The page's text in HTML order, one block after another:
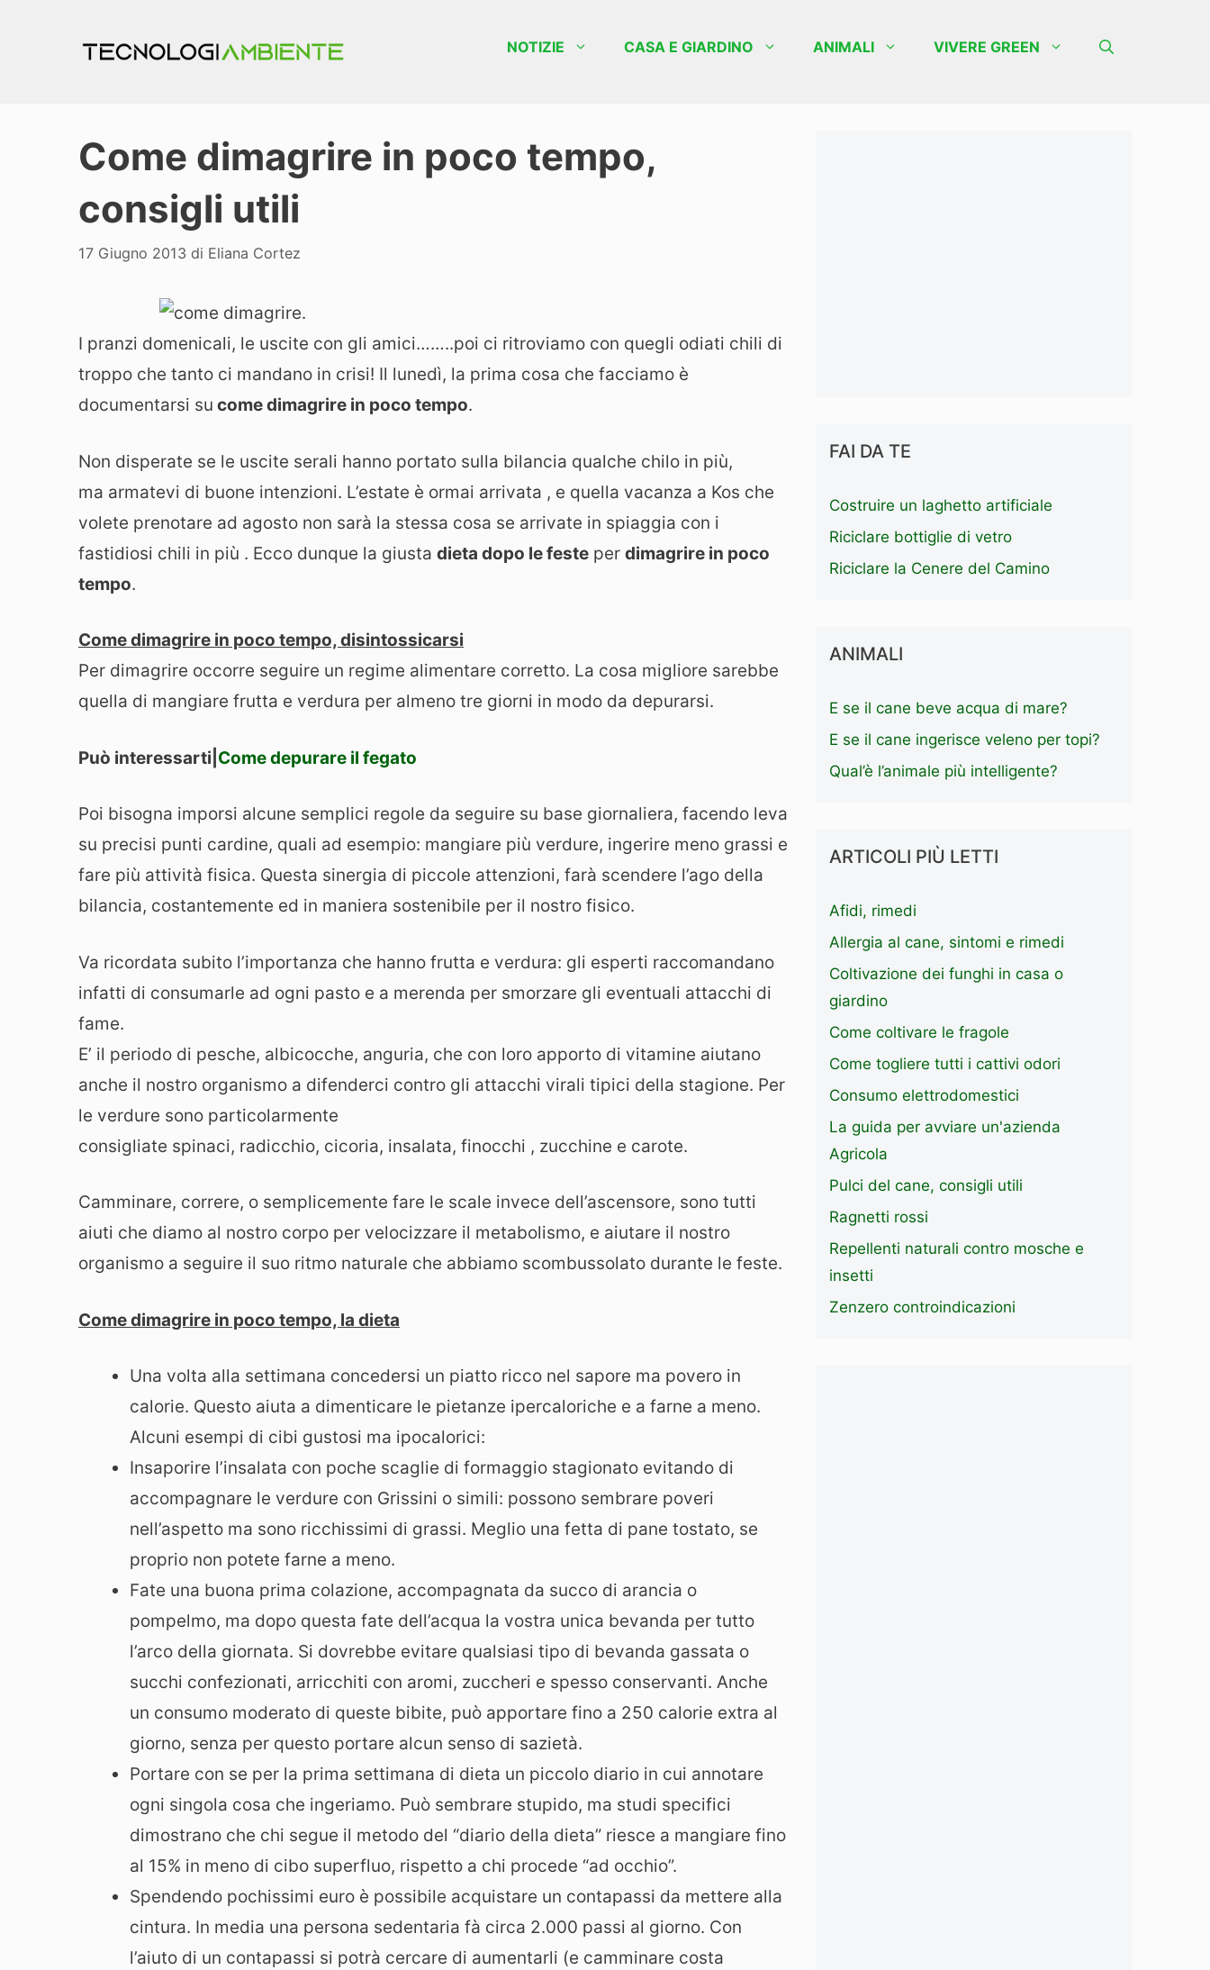
NOTIZIE CASA E GIARDINO ANIMALI VIVERE GREEN
Come dimagrire in poco tempo,
consigli utili
17 Giugno 2013 di Eliana Cortez
I pranzi domenicali, le uscite con gli amici……..poi ci ritroviamo con quegli odiati chili di
troppo che tanto ci mandano in crisi! Il lunedì, la prima cosa che facciamo è
documentarsi su come dimagrire in poco tempo.
Non disperate se le uscite serali hanno portato sulla bilancia qualche chilo in più,
ma armatevi di buone intenzioni. L’estate è ormai arrivata , e quella vacanza a Kos che
volete prenotare ad agosto non sarà la stessa cosa se arrivate in spiaggia con i
fastidiosi chili in più . Ecco dunque la giusta dieta dopo le feste per dimagrire in poco
tempo.
Come dimagrire in poco tempo, disintossicarsi
Per dimagrire occorre seguire un regime alimentare corretto. La cosa migliore sarebbe
quella di mangiare frutta e verdura per almeno tre giorni in modo da depurarsi.
Può interessarti| Come depurare il fegato
Poi bisogna imporsi alcune semplici regole da seguire su base giornaliera, facendo leva
su precisi punti cardine, quali ad esempio: mangiare più verdure, ingerire meno grassi e
fare più attività fisica. Questa sinergia di piccole attenzioni, farà scendere l’ago della
bilancia, costantemente ed in maniera sostenibile per il nostro fisico.
Va ricordata subito l’importanza che hanno frutta e verdura: gli esperti raccomandano
infatti di consumarle ad ogni pasto e a merenda per smorzare gli eventuali attacchi di
fame.
E’ il periodo di pesche, albicocche, anguria, che con loro apporto di vitamine aiutano
anche il nostro organismo a difenderci contro gli attacchi virali tipici della stagione. Per
le verdure sono particolarmente
consigliate spinaci, radicchio, cicoria, insalata, finocchi , zucchine e carote.
Camminare, correre, o semplicemente fare le scale invece dell’ascensore, sono tutti
aiuti che diamo al nostro corpo per velocizzare il metabolismo, e aiutare il nostro
organismo a seguire il suo ritmo naturale che abbiamo scombussolato durante le feste.
Come dimagrire in poco tempo, la dieta
Una volta alla settimana concedersi un piatto ricco nel sapore ma povero in
calorie. Questo aiuta a dimenticare le pietanze ipercaloriche e a farne a meno.
Alcuni esempi di cibi gustosi ma ipocalorici:
Insaporire l’insalata con poche scaglie di formaggio stagionato evitando di
accompagnare le verdure con Grissini o simili: possono sembrare poveri
nell’aspetto ma sono ricchissimi di grassi. Meglio una fetta di pane tostato, se
proprio non potete farne a meno.
Fate una buona prima colazione, accompagnata da succo di arancia o
pompelmo, ma dopo questa fate dell’acqua la vostra unica bevanda per tutto
l’arco della giornata. Si dovrebbe evitare qualsiasi tipo di bevanda gassata o
succhi confezionati, arricchiti con aromi, zuccheri e spesso conservanti. Anche
un consumo moderato di queste bibite, può apportare fino a 250 calorie extra al
giorno, senza per questo portare alcun senso di sazietà.
Portare con se per la prima settimana di dieta un piccolo diario in cui annotare
ogni singola cosa che ingeriamo. Può sembrare stupido, ma studi specifici
dimostrano che chi segue il metodo del “diario della dieta” riesce a mangiare fino
al 15% in meno di cibo superfluo, rispetto a chi procede “ad occhio”.
Spendendo pochissimi euro è possibile acquistare un contapassi da mettere alla
cintura. In media una persona sedentaria fà circa 2.000 passi al giorno. Con
l’aiuto di un contapassi si potrà cercare di aumentarli (e camminare costa
FAI DA TE
Costruire un laghetto artificiale
Riciclare bottiglie di vetro
Riciclare la Cenere del Camino
ANIMALI
E se il cane beve acqua di mare?
E se il cane ingerisce veleno per topi?
Qual’è l’animale più intelligente?
ARTICOLI PIÙ LETTI
Afidi, rimedi
Allergia al cane, sintomi e rimedi
Coltivazione dei funghi in casa o
giardino
Come coltivare le fragole
Come togliere tutti i cattivi odori
Consumo elettrodomestici
La guida per avviare un'azienda
Agricola
Pulci del cane, consigli utili
Ragnetti rossi
Repellenti naturali contro mosche e
insetti
Zenzero controindicazioni